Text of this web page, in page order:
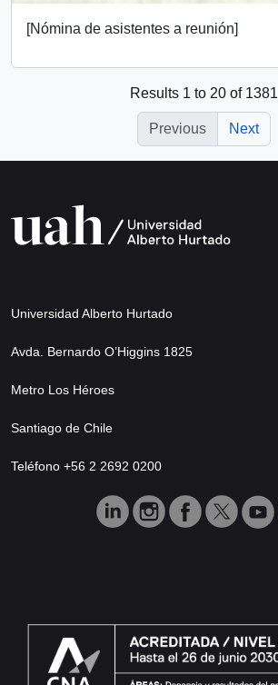
[Nómina de asistentes a reunión]
Results 1 to 20 of 1381
Previous Next
Universidad Alberto Hurtado
Avda. Bernardo O’Higgins 1825
Metro Los Héroes
Santiago de Chile
Teléfono +56 2 2692 0200